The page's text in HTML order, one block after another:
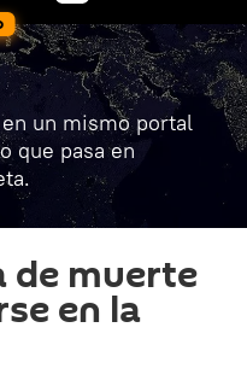
un mismo portal
que pasa en
de muerte
en la